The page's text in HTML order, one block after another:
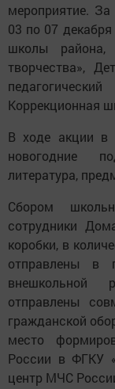
мероприятие. За
03 по 07
школы
творчества»,
Коррекционная
В ходе акции в
новогодние
литература,
Сбором
сотрудники
коробки, в
отправлены в
внешкольной
отправлены
гражданской
место
России в ФГКУ
центр МЧС